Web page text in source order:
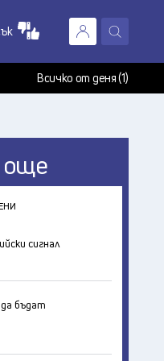
Всичко от деня (1)
още
сигнал
бъдат